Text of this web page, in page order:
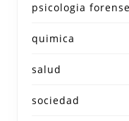
psicologia forense
quimica
salud
sociedad